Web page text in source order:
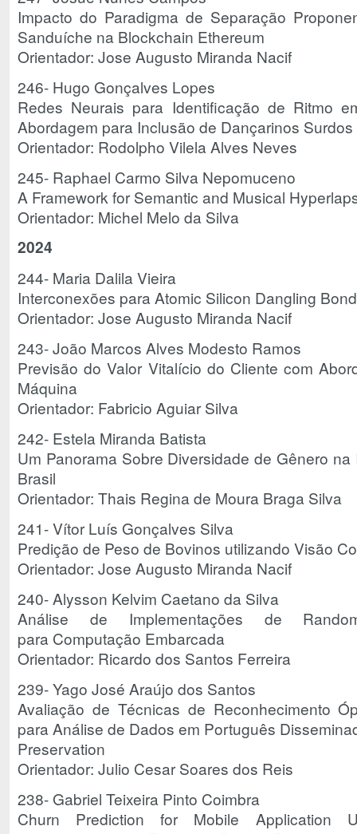
Impacto do Paradigma de Separação
Sanduíche na Blockchain Ethereum
Orientador: Jose Augusto Miranda Nacif
246- Hugo Gonçalves Lopes
Redes Neurais para Identificação de Ritmo
Abordagem para Inclusão de Dançarinos Surdos
Orientador: Rodolpho Vilela Alves Neves
245- Raphael Carmo Silva Nepomuceno
A Framework for Semantic and Musical
Orientador: Michel Melo da Silva
2024
244- Maria Dalila Vieira
Interconexões para Atomic Silicon Dangling
Orientador: Jose Augusto Miranda Nacif
243- João Marcos Alves Modesto Ramos
Previsão do Valor Vitalício do Cliente com
Máquina
Orientador: Fabricio Aguiar Silva
242- Estela Miranda Batista
Um Panorama Sobre Diversidade de Gênero
Brasil
Orientador: Thais Regina de Moura Braga Silva
241- Vítor Luís Gonçalves Silva
Predição de Peso de Bovinos utilizando Visão
Orientador: Jose Augusto Miranda Nacif
240- Alysson Kelvim Caetano da Silva
Análise de Implementações de
para Computação Embarcada
Orientador: Ricardo dos Santos Ferreira
239- Yago José Araújo dos Santos
Avaliação de Técnicas de Reconhecimento
para Análise de Dados em Português
Preservation
Orientador: Julio Cesar Soares dos Reis
238- Gabriel Teixeira Pinto Coimbra
Churn Prediction for Mobile Application